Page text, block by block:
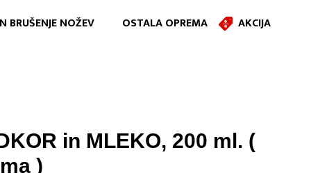
BRUŠENJE NOŽEV OSTALA OPREMA
AKCIJA
in MLEKO, 200 ml. (
)